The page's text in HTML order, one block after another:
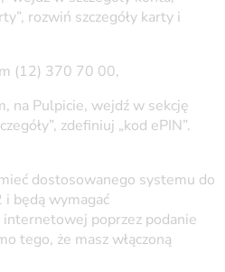
rozwiń szczegóły karty i
(12) 370 70 00,
na Pulpicie, wejdź w sekcję
zdefiniuj „kod ePIN”.
dostosowanego systemu do
będą wymagać
poprzez podanie
tego, że masz włączoną